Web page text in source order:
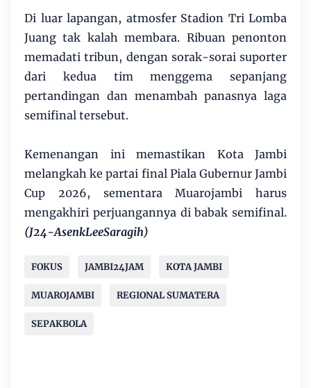
Di luar lapangan, atmosfer Stadion Tri Lomba
Juang tak kalah membara. Ribuan penonton
memadati tribun, dengan sorak-sorai suporter
dari kedua tim menggema sepanjang
pertandingan dan menambah panasnya laga
semifinal tersebut.
Kemenangan ini memastikan Kota Jambi
melangkah ke partai final Piala Gubernur Jambi
Cup 2026, sementara Muarojambi harus
mengakhiri perjuangannya di babak semifinal.
(J24-AsenkLeeSaragih)
FOKUS JAMBI24JAM KOTA JAMBI
MUAROJAMBI REGIONAL SUMATERA
SEPAKBOLA